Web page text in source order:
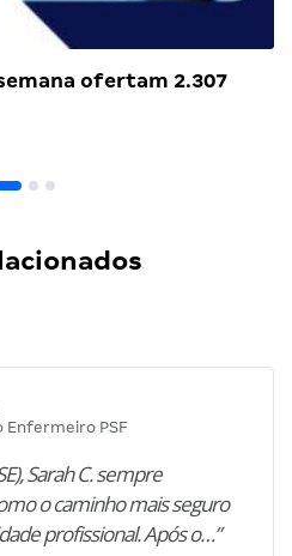
ofertam 2.307
Enfermeiro PSF
Sarah C. sempre
o caminho mais seguro
profissional. Após o…”